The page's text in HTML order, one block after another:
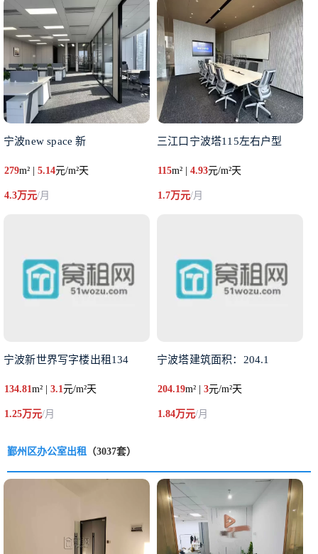
宁波new space 新
279m² | 5.14元/m²天
4.3万元/月
三江口宁波塔115左右户型
115m² |4.93元/m²天
1.7万元/月
宁波新世界写字楼出租134
134.81m² | 3.1元/m²天
1.25万元/月
宁波塔建筑面积：204.1
204.19m² |3元/m²天
1.84万元/月
鄞州区办公室出租 （3037套）